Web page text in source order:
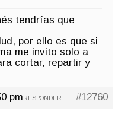
tendrías que
por ello es que si
me invito solo a
cortar, repartir y
pm #12760
RESPONDER